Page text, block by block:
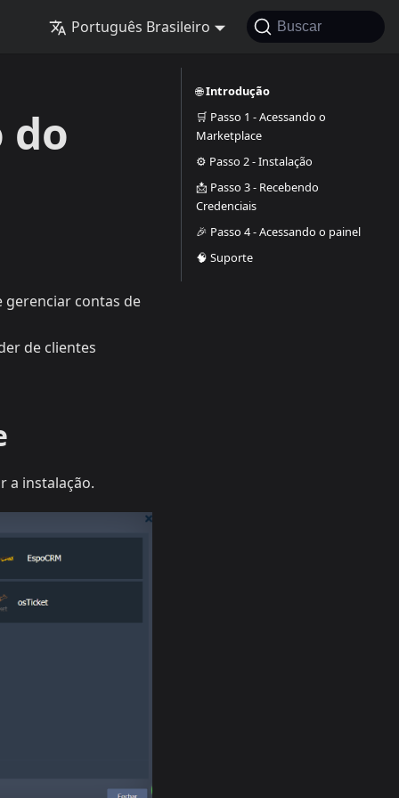
Português Brasileiro Buscar
do
gerenciar contas de
de clientes
a instalação.
🌐Introdução
🛒 Passo 1 - Acessando o
Marketplace
⚙️ Passo 2 - Instalação
📩 Passo 3 - Recebendo
Credenciais
🎉 Passo 4 - Acessando o painel
🧠 Suporte